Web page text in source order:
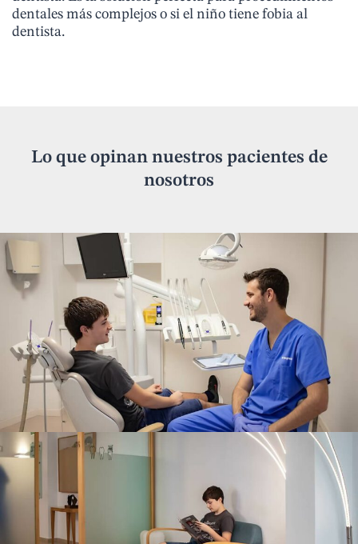
dentales más complejos o si el niño tiene fobia al
dentista.
Lo que opinan nuestros pacientes de
nosotros